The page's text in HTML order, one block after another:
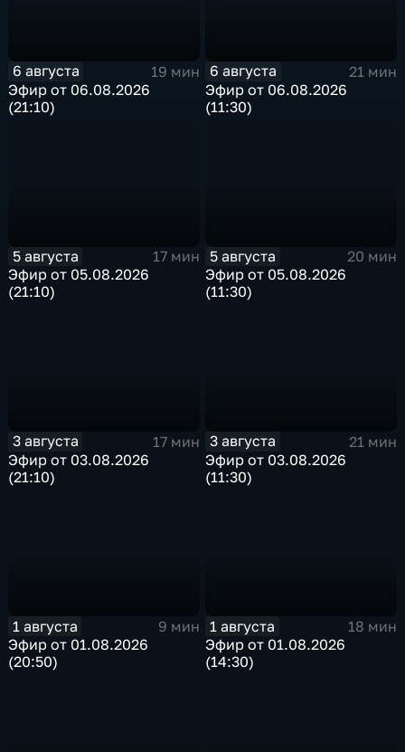
6 августа
19 мин
Эфир от 06.08.2026
(21:10)
6 августа
21 мин
Эфир от 06.08.2026
(11:30)
5 августа
17 мин
Эфир от 05.08.2026
(21:10)
5 августа
20 мин
Эфир от 05.08.2026
(11:30)
3 августа
17 мин
Эфир от 03.08.2026
(21:10)
3 августа
21 мин
Эфир от 03.08.2026
(11:30)
1 августа
9 мин
Эфир от 01.08.2026
(20:50)
1 августа
18 мин
Эфир от 01.08.2026
(14:30)